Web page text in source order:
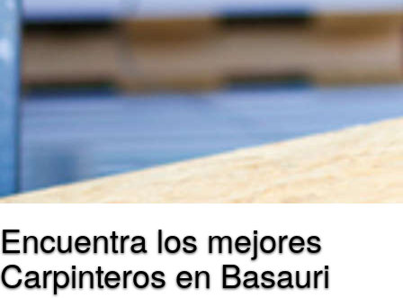
Encuentra los mejores
Carpinteros en Basauri